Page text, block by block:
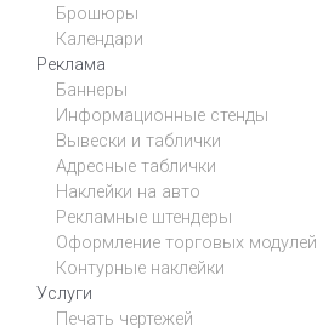
Брошюры
Календари
Реклама
Баннеры
Информационные стенды
Вывески и таблички
Адресные таблички
Наклейки на авто
Рекламные штендеры
Оформление торговых модулей
Контурные наклейки
Услуги
Печать чертежей